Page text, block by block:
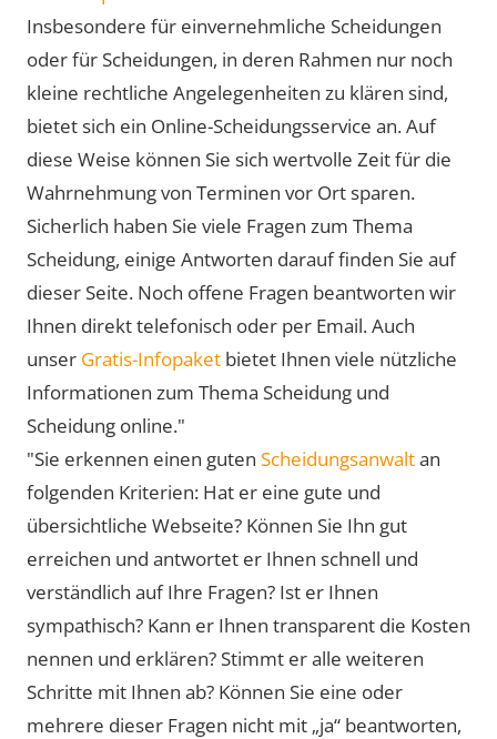
Insbesondere für einvernehmliche Scheidungen
oder für Scheidungen, in deren Rahmen nur noch
kleine rechtliche Angelegenheiten zu klären sind,
bietet sich ein Online-Scheidungsservice an. Auf
diese Weise können Sie sich wertvolle Zeit für die
Wahrnehmung von Terminen vor Ort sparen.
Sicherlich haben Sie viele Fragen zum Thema
Scheidung, einige Antworten darauf finden Sie auf
dieser Seite. Noch offene Fragen beantworten wir
Ihnen direkt telefonisch oder per Email. Auch
unser Gratis-Infopaket bietet Ihnen viele nützliche
Informationen zum Thema Scheidung und
Scheidung online."
"Sie erkennen einen guten Scheidungsanwaltan
folgenden Kriterien: Hat er eine gute und
übersichtliche Webseite? Können Sie Ihn gut
erreichen und antwortet er Ihnen schnell und
verständlich auf Ihre Fragen? Ist er Ihnen
sympathisch? Kann er Ihnen transparent die Kosten
nennen und erklären? Stimmt er alle weiteren
Schritte mit Ihnen ab? Können Sie eine oder
mehrere dieser Fragen nicht mit „ja“ beantworten,